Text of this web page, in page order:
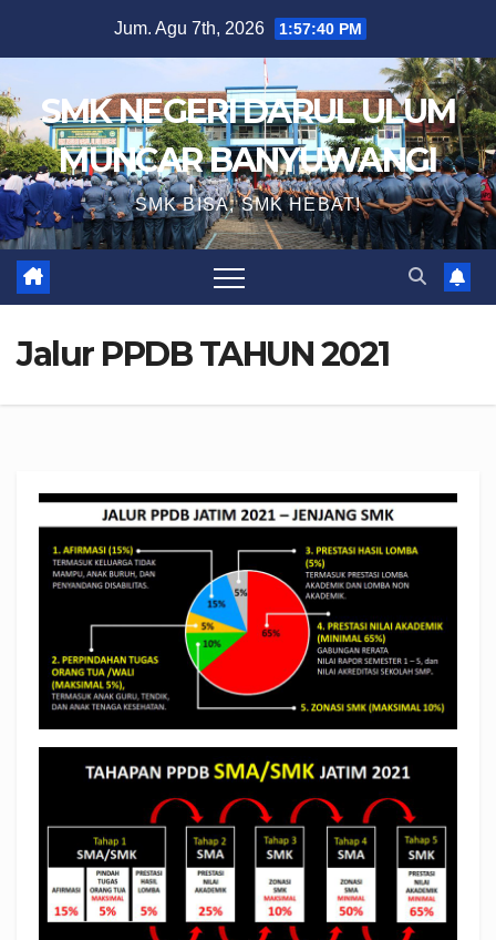
Jum. Agu 7th, 2026 1:57:40 PM
SMK NEGERI DARUL ULUM
MUNCAR BANYUWANGI
SMK BISA, SMK HEBAT!
Jalur PPDB TAHUN 2021